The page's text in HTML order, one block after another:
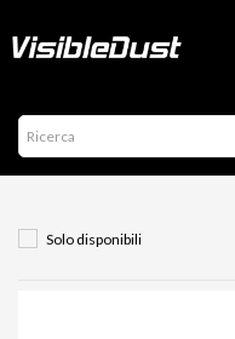
Solo disponibili